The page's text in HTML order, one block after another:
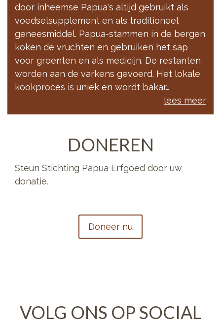
door inheemse Papua's altijd gebruikt als
voedselsupplement en als traditioneel
geneesmiddel. Papua-stammen in de bergen
koken de vruchten en gebruiken het sap
voor groenten en als medicijn. De restanten
worden aan de varkens gevoerd. Het lokale
kookproces is uniek en wordt bakar…
lees meer
DONEREN
Steun Stichting Papua Erfgoed door uw
donatie.
Doneer nu
VOLG ONS OP SOCIAL